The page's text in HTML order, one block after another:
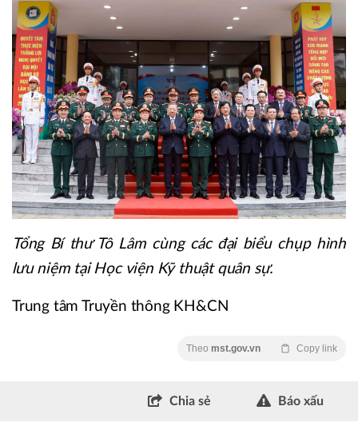
Tổng Bí thư Tô Lâm cùng các đại biểu chụp hình
lưu niệm tại Học viện Kỹ thuật quân sự.
Trung tâm Truyền thông KH&CN
Theo mst.gov.vn Copy link
Chia sẻ Báo xấu